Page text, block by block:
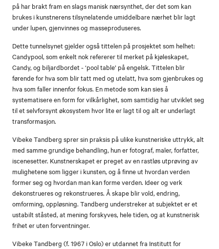
på har brakt fram en slags manisk nærsynthet, der det som kan
brukes i kunstnerens tilsynelatende umiddelbare nærhet blir lagt
under lupen, gjenvinnes og masseproduseres.
Dette tunnelsynet gjelder også tittelen på prosjektet som helhet:
Candypool, som enkelt nok refererer til merket på kjøleskapet,
Candy, og biljardbordet - ‘pool table’ på engelsk. Tittelen blir
førende for hva som blir tatt med og utelatt, hva som gjenbrukes og
hva som faller innenfor fokus. En metode som kan sies å
systematisere en form for vilkårlighet, som samtidig har utviklet seg
til et selvforsynt økosystem hvor lite er lagt til og alt er underlagt
transformasjon.
Vibeke Tandberg sprer sin praksis på ulike kunstneriske uttrykk, alt
med samme grundige behandling, hun er fotograf, maler, forfatter,
iscenesetter. Kunstnerskapet er preget av en rastløs utprøving av
mulighetene som ligger i kunsten, og å finne ut hvordan verden
former seg og hvordan man kan forme verden. Ideer og verk
dekonstrueres og rekonstrueres. Å skape blir vold, endring,
omforming, oppløsning. Tandberg understreker at subjektet er et
ustabilt ståsted, at mening forskyves, hele tiden, og at kunstnerisk
frihet er uten forventninger.
Vibeke Tandberg (f. 1967 i Oslo) er utdannet fra Institutt for